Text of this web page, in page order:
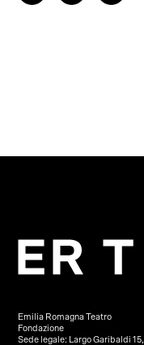
Emilia Romagna Teatro
Fondazione
Sede legale: Largo Garibaldi 15,